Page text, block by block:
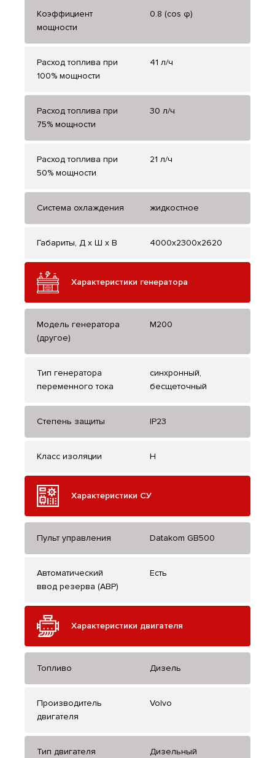
Коэффициент
мощности
0.8 (cos φ)
Расход топлива при
100% мощности
41 л/ч
Расход топлива при
75% мощности
30 л/ч
Расход топлива при
50% мощности
21 л/ч
Система охлаждения жидкостное
Габариты, Д x Ш x В 4000x2300x2620
Характеристики генератора
Модель генератора
(другое)
M200
Тип генератора
переменного тока
синхронный,
бесщеточный
Степень защиты IP23
Класс изоляции H
Характеристики СУ
Пульт управления Datakom GB500
Автоматический
ввод резерва (АВР)
Есть
Характеристики двигателя
Топливо Дизель
Производитель
двигателя
Volvo
Тип двигателя Дизельный